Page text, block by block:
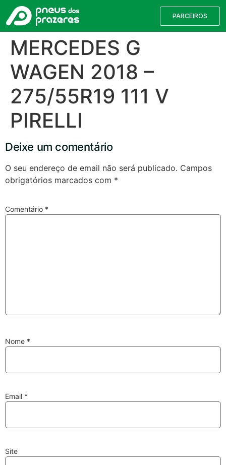
PARCEIROS
MERCEDES G
WAGEN 2018 –
275/55R19 111 V
PIRELLI
Deixe um comentário
O seu endereço de email não será publicado. Campos
obrigatórios marcados com *
Comentário *
Nome *
Email *
Site
Pesquisa de Pneus
Velas Lâmpadas